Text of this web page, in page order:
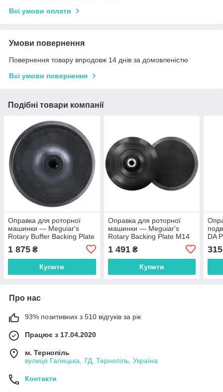
Всі умови оплати
Умови повернення
Повернення товару впродовж 14 днів за домовленістю
Всі умови повернення
Подібні товари компанії
Оправка для роторної
машинки — Meguiar's
Rotary Buffer Backing Plate
(WRBP14MM)
1 875 ₴
Купити
Оправка для роторної
машинки — Meguiar's
Rotary Backing Plate M14
1 491₴
Купити
DA
315
Про нас
93% позитивних з 510 відгуків за рік
Працює з 17.04.2020
м. Тернопіль
вулиця Галицька, 7Д, Тернопіль, Україна
Контакти